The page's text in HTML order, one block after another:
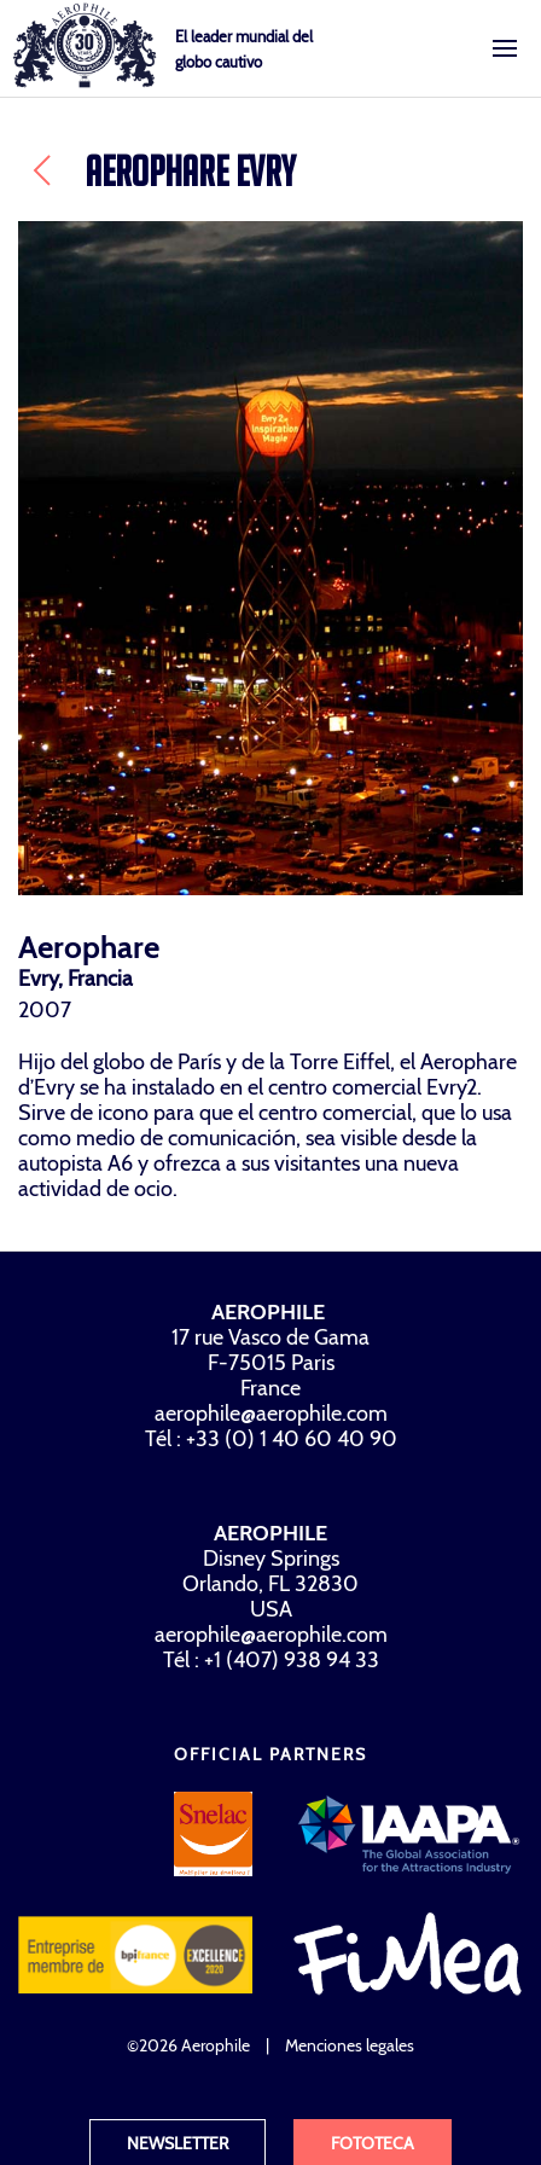
to
content
Aerophile
El leader mundial del
globo cautivo
AEROPHARE EVRY
Aerophare
Evry, Francia
2007
Hijo del globo de París y de la Torre Eiffel, el Aerophare
d’Evry se ha instalado en el centro comercial Evry2.
Sirve de icono para que el centro comercial, que lo usa
como medio de comunicación, sea visible desde la
autopista A6 y ofrezca a sus visitantes una nueva
actividad de ocio.
AEROPHILE
17 rue Vasco de Gama
F-75015 Paris
France
aerophile@aerophile.com
Tél : +33 (0) 1 40 60 40 90
AEROPHILE
Disney Springs
Orlando, FL 32830
USA
aerophile@aerophile.com
Tél : +1 (407) 938 94 33
OFFICIAL PARTNERS
©2026 Aerophile | Menciones legales
NEWSLETTER FOTOTECA
Cookies management panel